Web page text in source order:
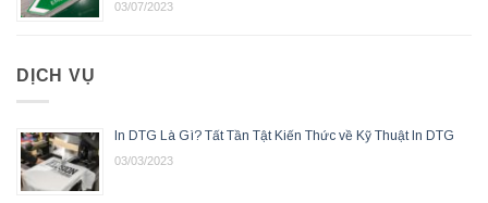
03/07/2023
DỊCH VỤ
In DTG Là Gì? Tất Tần Tật Kiến Thức về Kỹ Thuật In DTG
03/03/2023